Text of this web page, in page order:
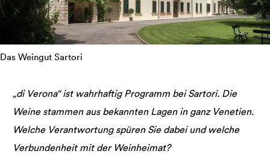
Das Weingut Sartori
„di Verona“ ist wahrhaftig Programm bei Sartori. Die
Weine stammen aus bekannten Lagen in ganz Venetien.
Welche Verantwortung spüren Sie dabei und welche
Verbundenheit mit der Weinheimat?